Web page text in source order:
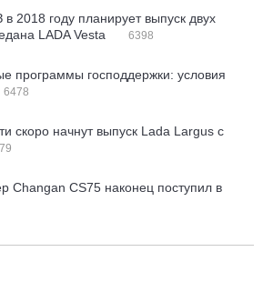
2018 году планирует выпуск двух
LADA Vesta
6398
программы господдержки: условия
6478
скоро начнут выпуск Lada Largus с
Changan CS75 наконец поступил в